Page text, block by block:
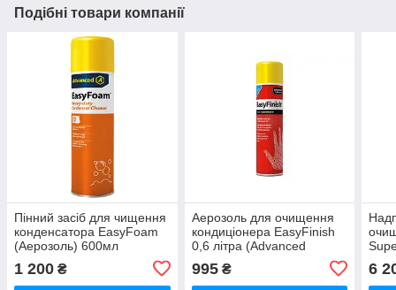
Подібні товари компанії
Пінний засіб для чищення
конденсатора EasyFoam
(Аерозоль) 600мл
1 200 ₴
Аерозоль для очищення
кондиціонера EasyFinish
0,6 літра (Advanced
995₴ 6